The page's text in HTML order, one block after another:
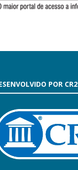
POR CR2